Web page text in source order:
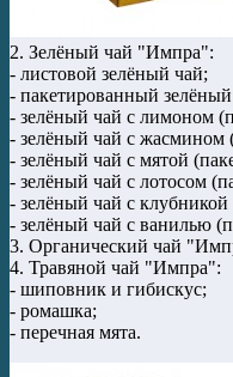
2. Зелёный чай "Импра":
- листовой зелёный чай;
- пакетированный
- зелёный чай с лимоном
- зелёный чай с жасмином
- зелёный чай с мятой
- зелёный чай с лотосом
- зелёный чай с
- зелёный чай с ванилью
3. Органический чай
4. Травяной чай "Импра":
- шиповник и гибискус;
- ромашка;
- перечная мята.